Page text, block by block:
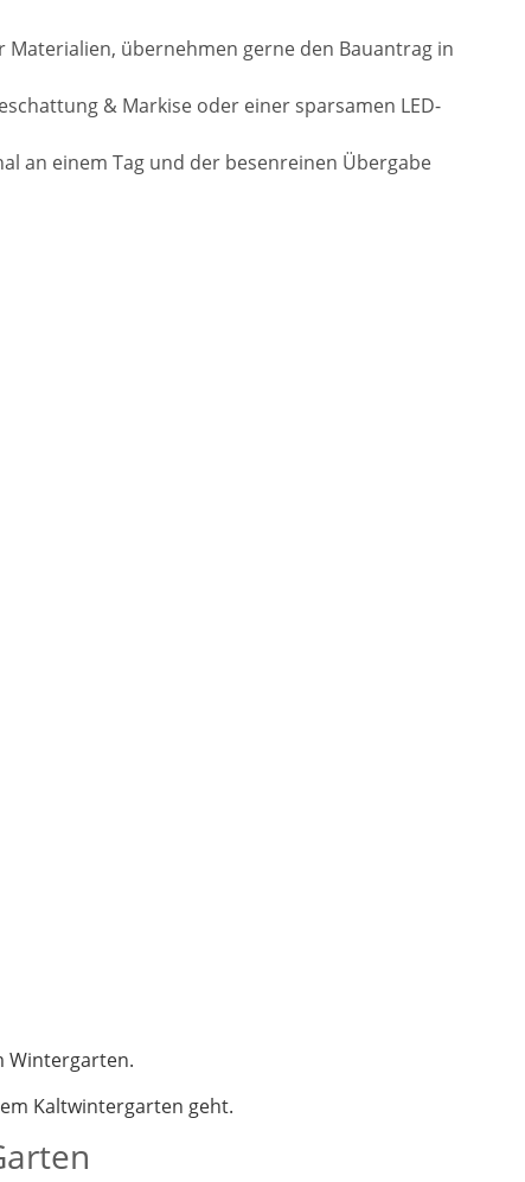
übernehmen gerne den Bauantrag in
& Markise oder einer sparsamen LED-
an einem Tag und der besenreinen Übergabe
Wintergarten.
Kaltwintergarten geht.